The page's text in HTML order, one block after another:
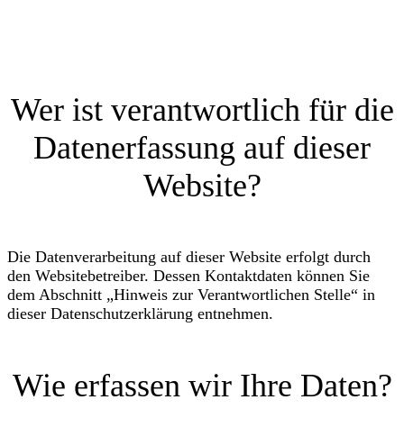
Wer ist verantwortlich für die
Datenerfassung auf dieser
Website?
Die Datenverarbeitung auf dieser Website erfolgt durch
den Websitebetreiber. Dessen Kontaktdaten können Sie
dem Abschnitt „Hinweis zur Verantwortlichen Stelle“ in
dieser Datenschutzerklärung entnehmen.
Wie erfassen wir Ihre Daten?